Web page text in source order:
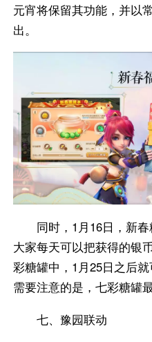
元宵将保留其功能，并以
出。
同时，1月16日，新春
大家每天可以把获得的银
彩糖罐中，1月25日之后就
需要注意的是，七彩糖罐
七、豫园联动